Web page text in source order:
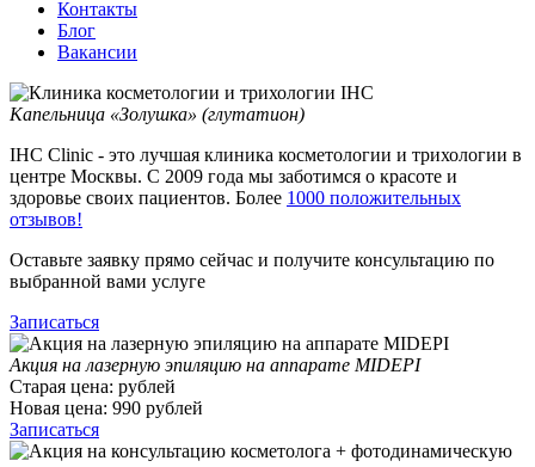
Контакты
Блог
Вакансии
Капельница «Золушка» (глутатион)
IHC Clinic - это лучшая клиника косметологии и трихологии в
центре Москвы. С 2009 года мы заботимся о красоте и
здоровье своих пациентов. Более 1000 положительных
отзывов!
Оставьте заявку прямо сейчас и получите консультацию по
выбранной вами услуге
Записаться
Акция на лазерную эпиляцию на аппарате MIDEPI
Старая цена: рублей
Новая цена: 990 рублей
Записаться